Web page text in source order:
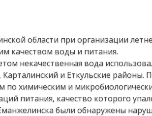
области при организации
качеством воды и питания.
некачественная вода
и Еткульские районы.
по химическим и
питания, качество которого
были обнаружены